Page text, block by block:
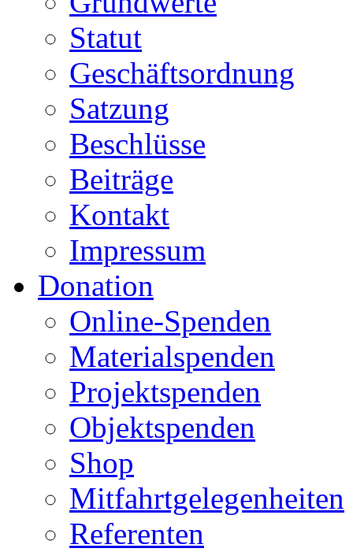
Statut
Geschäftsordnung
Satzung
Beschlüsse
Beiträge
Kontakt
Impressum
Donation
Online-Spenden
Materialspenden
Projektspenden
Objektspenden
Shop
Mitfahrtgelegenheiten
Referenten